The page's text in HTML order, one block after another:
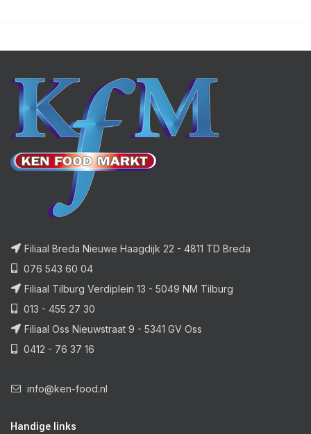
Filiaal Breda Nieuwe Haagdijk 22 - 4811 TD Breda
076 543 60 04
Filiaal Tilburg Verdiplein 13 - 5049 NM Tilburg
013 - 455 27 30
Filiaal Oss Nieuwstraat 9 - 5341 GV Oss
0412 - 76 37 16
info@ken-food.nl
Handige links